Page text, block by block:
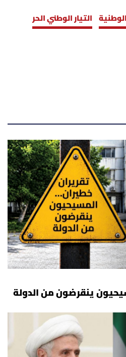
التيار الوطني الحر
ينقرضون من الدولة